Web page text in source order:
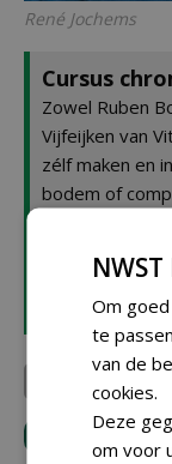
René Jochems
Cursus
Zowel Ruben
Vijfeijken van
zélf maken en
bodem of
Zundert, het
van Gastel.
Ekatop Grond- en
LOGIN met
Om
te
van de
cookies.
Deze
om voor